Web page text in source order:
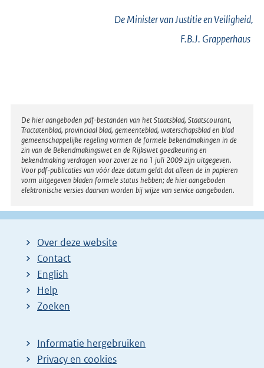
De Minister van Justitie en Veiligheid,
F.B.J. Grapperhaus
Disclaimer
De hier aangeboden pdf-bestanden van het Staatsblad, Staatscourant,
Tractatenblad, provinciaal blad, gemeenteblad, waterschapsblad en blad
gemeenschappelijke regeling vormen de formele bekendmakingen in de
zin van de Bekendmakingswet en de Rijkswet goedkeuring en
bekendmaking verdragen voor zover ze na 1 juli 2009 zijn uitgegeven.
Voor pdf-publicaties van vóór deze datum geldt dat alleen de in papieren
vorm uitgegeven bladen formele status hebben; de hier aangeboden
elektronische versies daarvan worden bij wijze van service aangeboden.
Over deze website
Contact
English
Help
Zoeken
Informatie hergebruiken
Privacy en cookies